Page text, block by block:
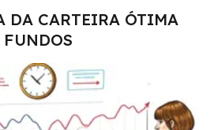
DA CARTEIRA ÓTIMA
FUNDOS